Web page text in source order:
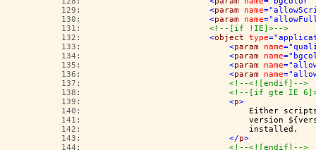
129:
<param name
130:
<param name
131:
<!--[if !IE]>-->
132:
<object type
133:
<param name
134:
<param name
135:
<param name
136:
<param name
137:
<!--<![endif]-->
138:
<!--[if gte IE
139:
<p>
140:
Either
141:
version
142:
                                installed.
143:
</p>
144:
<!--<![endif]-->